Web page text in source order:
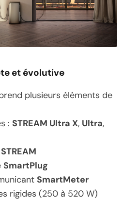
et évolutive
plusieurs éléments de
: STREAM Ultra X, Ultra,
STREAM
SmartPlug
SmartMeter
rigides (250 à 520 W)